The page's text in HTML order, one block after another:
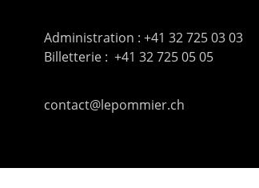
Administration : +41 32 725 03 03
Billetterie : +41 32 725 05 05
contact@lepommier.ch